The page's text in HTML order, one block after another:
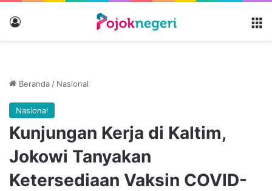
Beranda / Nasional
Nasional
Kunjungan Kerja di Kaltim,
Jokowi Tanyakan
Ketersediaan Vaksin COVID-